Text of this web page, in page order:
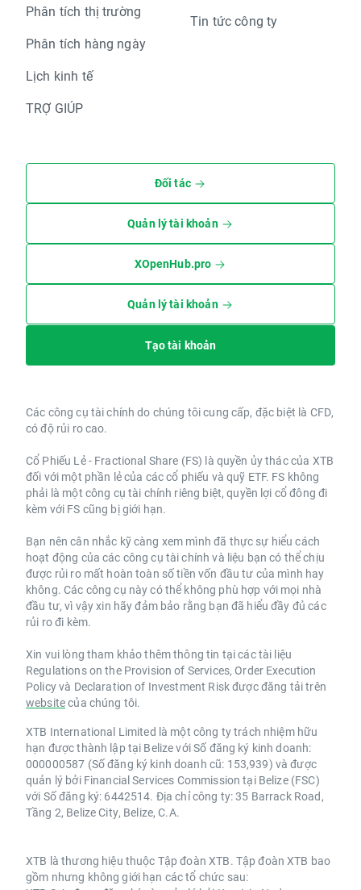
Phân tích thị trường
Phân tích hàng ngày
Lịch kinh tế
TRỢ GIÚP
Tin tức công ty
Đối tác
Quản lý tài khoản
XOpenHub.pro
Quản lý tài khoản
Tạo tài khoản
Các công cụ tài chính do chúng tôi cung cấp, đặc biệt là CFD,
có độ rủi ro cao.
Cổ Phiếu Lẻ - Fractional Share (FS) là quyền ủy thác của XTB
đối với một phần lẻ của các cổ phiếu và quỹ ETF. FS không
phải là một công cụ tài chính riêng biệt, quyền lợi cổ đông đi
kèm với FS cũng bị giới hạn.
Bạn nên cân nhắc kỹ càng xem mình đã thực sự hiểu cách
hoạt động của các công cụ tài chính và liệu bạn có thể chịu
được rủi ro mất hoàn toàn số tiền vốn đầu tư của mình hay
không. Các công cụ này có thể không phù hợp với mọi nhà
đầu tư, vì vậy xin hãy đảm bảo rằng bạn đã hiểu đầy đủ các
rủi ro đi kèm.
Xin vui lòng tham khảo thêm thông tin tại các tài liệu
Regulations on the Provision of Services, Order Execution
Policy và Declaration of Investment Risk được đăng tải trên
websitecủa chúng tôi.
XTB International Limited là một công ty trách nhiệm hữu
hạn được thành lập tại Belize với Số đăng ký kinh doanh:
000000587 (Số đăng ký kinh doanh cũ: 153,939) và được
quản lý bởi Financial Services Commission tại Belize (FSC)
với Số đăng ký: 6442514. Địa chỉ công ty: 35 Barrack Road,
Tầng 2, Belize City, Belize, C.A.
XTB là thương hiệu thuộc Tập đoàn XTB. Tập đoàn XTB bao
gồm nhưng không giới hạn các tổ chức sau: